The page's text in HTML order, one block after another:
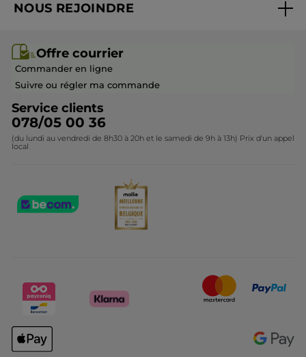
Idées cadeaux
Collection de Noël
Mes cadeaux
Questions & Réponses
Contactez-nous
NOUS REJOINDRE
Devenir franchisé ou gérant
Offre courrier
Commander en ligne
Suivre ou régler ma commande
Service clients
078/05 00 36
(du lundi au vendredi de 8h30 à 20h et le samedi de 9h à 13h) Prix d'un appel
local